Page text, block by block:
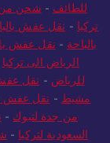
للطائف - شحن من
تركيا - نقل عفش
بالباحة - نقل عفش
الرياض الى تركيا
للرياض - نقل
مشيط - نقل عفش
من جدة لتبوك -
السعودية لتركيا -